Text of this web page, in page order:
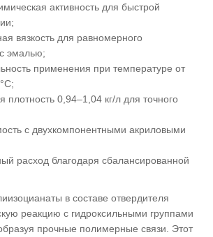
активность для быстрой
вязкость для равномерного
эмалью;
применения при температуре от
плотность 0,94–1,04 кг/л для точного
с двухкомпонентными акриловыми
расход благодаря сбалансированной
в составе отвердителя
реакцию с гидроксильными группами
прочные полимерные связи. Этот